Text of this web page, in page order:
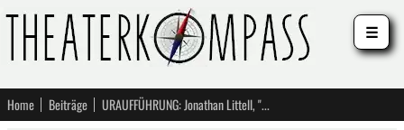
Home Beiträge URAUFFÜHRUNG: Jonathan Littell, "Die Wohlgesinnten" im Schauspielhaus Wien
☰